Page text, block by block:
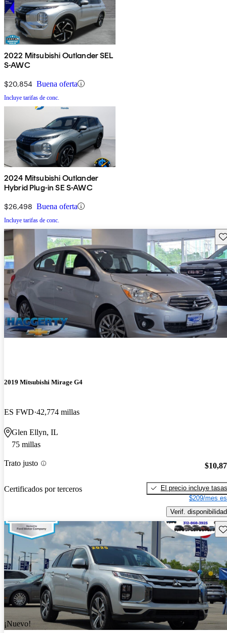
2022 Mitsubishi Outlander SEL
S-AWC
$20,854 Buena oferta
Incluye tarifas de conc.
2024 Mitsubishi Outlander
Hybrid Plug-in SE S-AWC
$26,498 Buena oferta
Incluye tarifas de conc.
2019 Mitsubishi Mirage G4
ES FWD 42,774 millas
Glen Ellyn, IL
75 millas
Trato justo
Certificados por terceros
El precio incluye tasas
$209/mes
Verif. disponibilidad
¡Nuevo!